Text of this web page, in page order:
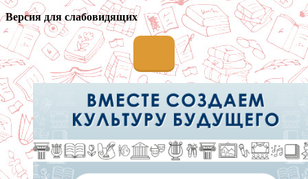
Версия для слабовидящих